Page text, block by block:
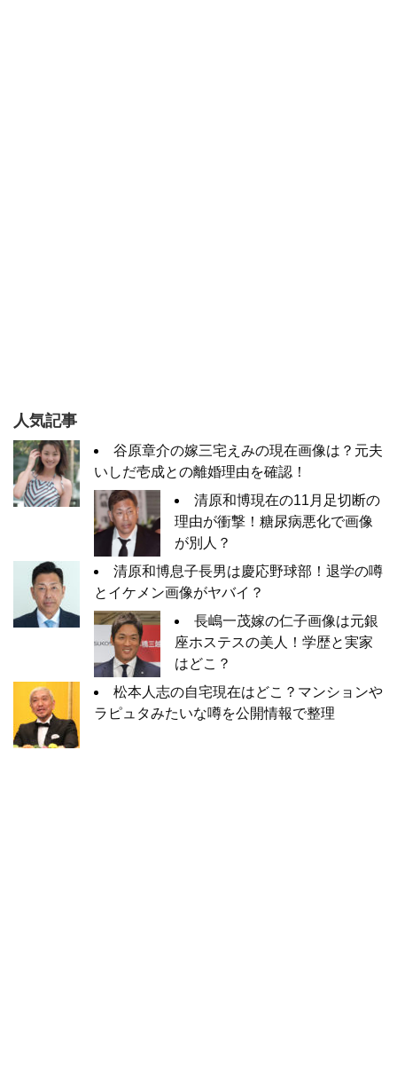
人気記事
谷原章介の嫁三宅えみの現在画像は？元夫
いしだ壱成との離婚理由を確認！
清原和博現在の11月足切断の
理由が衝撃！糖尿病悪化で画像
が別人？
清原和博息子長男は慶応野球部！退学の噂
とイケメン画像がヤバイ？
長嶋一茂嫁の仁子画像は元銀
座ホステスの美人！学歴と実家
はどこ？
松本人志の自宅現在はどこ？マンションや
ラピュタみたいな噂を公開情報で整理